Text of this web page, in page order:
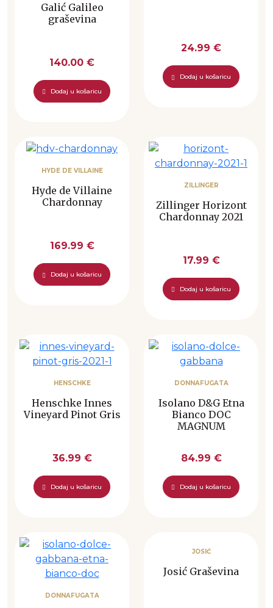
Galić Galileo
graševina
140.00 €
Dodaj u košaricu
24.99 €
Dodaj u košaricu
HYDE DE VILLAINE
Hyde de Villaine
Chardonnay
169.99 €
Dodaj u košaricu
ZILLINGER
Zillinger Horizont
Chardonnay 2021
17.99 €
Dodaj u košaricu
HENSCHKE
Henschke Innes
Vineyard Pinot Gris
36.99 €
Dodaj u košaricu
DONNAFUGATA
Isolano D&G Etna
Bianco DOC
MAGNUM
84.99 €
Dodaj u košaricu
DONNAFUGATA
JOSIĆ
Josić Graševina